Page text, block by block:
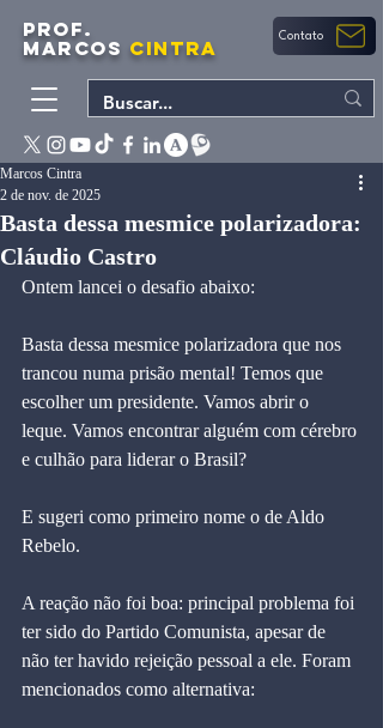
PROF.
MARCOS CINTRA Contato
Basta dessa mesmice polarizadora:
Cláudio Castro
Marcos Cintra
2 de nov. de 2025
Ontem lancei o desafio abaixo:
Basta dessa mesmice polarizadora que nos
trancou numa prisão mental! Temos que
escolher um presidente. Vamos abrir o
leque. Vamos encontrar alguém com cérebro
e culhão para liderar o Brasil?
E sugeri como primeiro nome o de Aldo
Rebelo.
A reação não foi boa: principal problema foi
ter sido do Partido Comunista, apesar de
não ter havido rejeição pessoal a ele. Foram
mencionados como alternativa: